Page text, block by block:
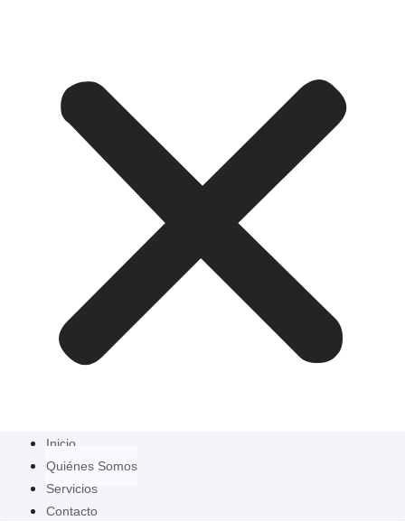
Inicio
Quiénes Somos
Servicios
Contacto